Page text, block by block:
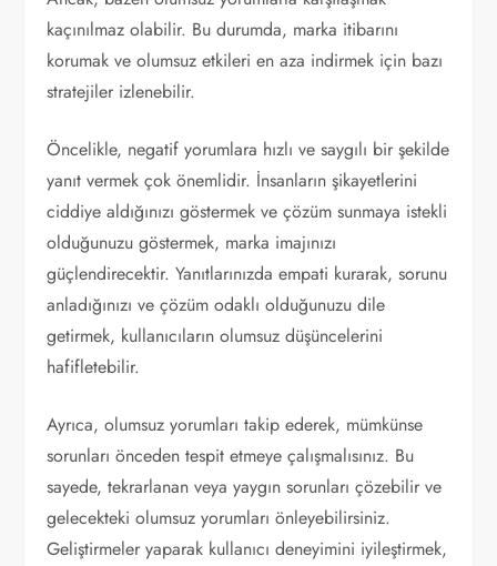
kaçınılmaz olabilir. Bu durumda, marka itibarını
korumak ve olumsuz etkileri en aza indirmek için bazı
stratejiler izlenebilir.
Öncelikle, negatif yorumlara hızlı ve saygılı bir şekilde
yanıt vermek çok önemlidir. İnsanların şikayetlerini
ciddiye aldığınızı göstermek ve çözüm sunmaya istekli
olduğunuzu göstermek, marka imajınızı
güçlendirecektir. Yanıtlarınızda empati kurarak, sorunu
anladığınızı ve çözüm odaklı olduğunuzu dile
getirmek, kullanıcıların olumsuz düşüncelerini
hafifletebilir.
Ayrıca, olumsuz yorumları takip ederek, mümkünse
sorunları önceden tespit etmeye çalışmalısınız. Bu
sayede, tekrarlanan veya yaygın sorunları çözebilir ve
gelecekteki olumsuz yorumları önleyebilirsiniz.
Geliştirmeler yaparak kullanıcı deneyimini iyileştirmek,